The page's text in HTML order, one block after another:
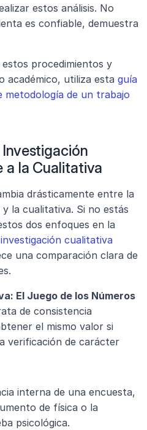
estos análisis. No
es confiable, demuestra
procedimientos y
académico, utiliza esta guía
metodología de un trabajo
la Cualitativa
drásticamente entre la
la cualitativa. Si no estás
dos enfoques en la
investigación cualitativa
una comparación clara de
de consistencia
el mismo valor si
verificación de carácter
interna de una encuesta,
de física o la
psicológica.